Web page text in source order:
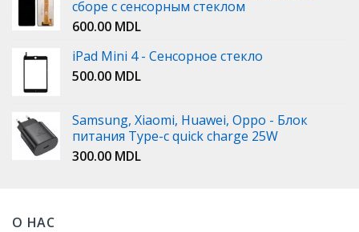
сборе с сенсорным стеклом
600.00 MDL
iPad Mini 4 - Сенсорное стекло
500.00 MDL
Samsung, Xiaomi, Huawei, Oppo - Блок
питания Type-c quick charge 25W
300.00 MDL
О НАС